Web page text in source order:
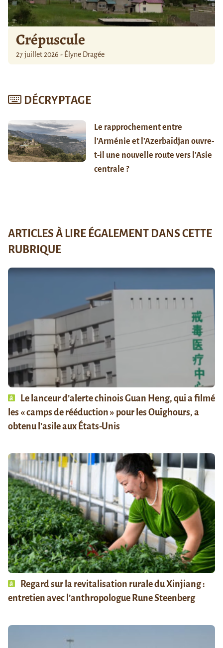
Crépuscule
27 juillet 2026 - Élyne Dragée
DÉCRYPTAGE
Le rapprochement entre
l’Arménie et l’Azerbaïdjan ouvre-
t-il une nouvelle route vers l’Asie
centrale ?
ARTICLES À LIRE ÉGALEMENT DANS CETTE
RUBRIQUE
Le lanceur d’alerte chinois Guan Heng, qui a filmé
les « camps de rééduction » pour les Ouïghours, a
obtenu l’asile aux États-Unis
Regard sur la revitalisation rurale du Xinjiang :
entretien avec l’anthropologue Rune Steenberg